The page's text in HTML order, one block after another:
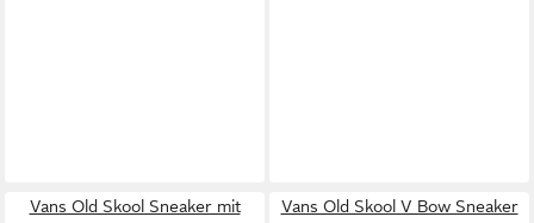
Vans Old Skool Sneaker mit
Vans Old Skool V Bow Sneaker